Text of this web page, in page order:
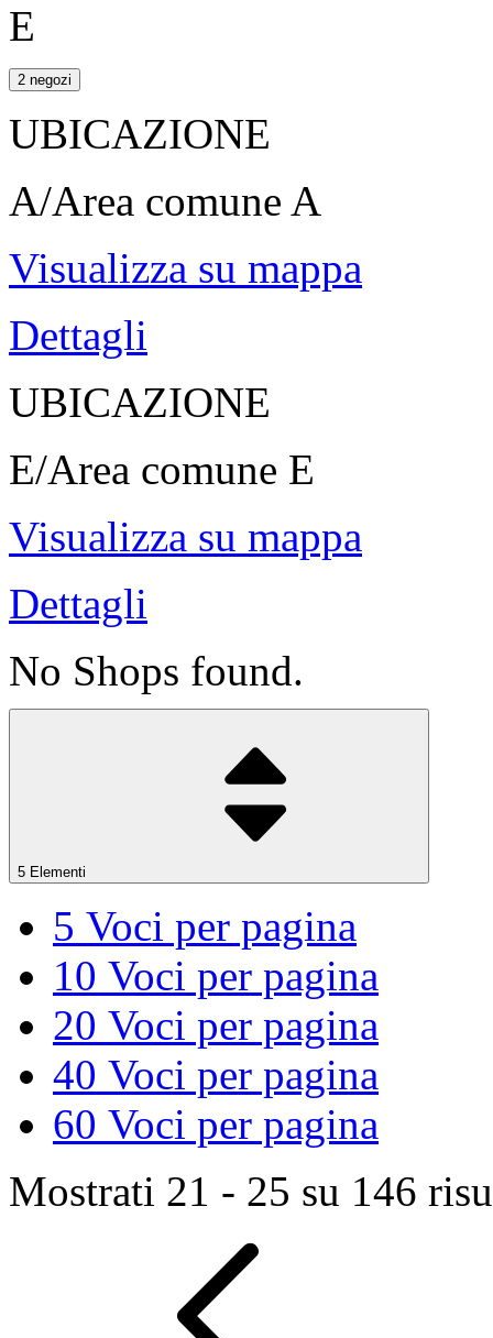
E
2 negozi
UBICAZIONE
A/Area comune A
Visualizza su mappa
Dettagli
UBICAZIONE
E/Area comune E
Visualizza su mappa
Dettagli
No Shops found.
5 Elementi
5 Voci per pagina
10 Voci per pagina
20 Voci per pagina
40 Voci per pagina
60 Voci per pagina
Mostrati 21 - 25 su 146